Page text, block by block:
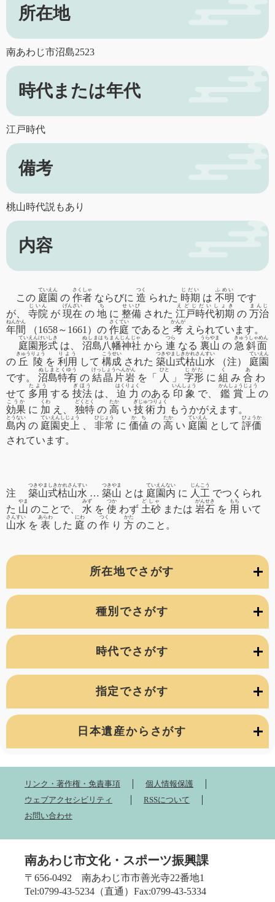
所在地でさがす
種別でさがす
時代でさがす
指定でさがす
日本遺産からさがす
所在地
南あわじ市沼島2523
時代または年代
江戸時代
備考
桃山時代説もあり
内容
この 庭園
ていえん
の 作者
さくしゃ
ならびに 造
つく
られた 時期
じだい
は 不明
ふめい
です
が、 寺院
じいん
が 現在
げんざい
の 地
ち
に 整備
せいび
された 江戸時代初期
えどじだいしょき
の 万治
まんじ
年間
ねんかん
（1658～1661）の 作庭
さくてい
であると 考
かんが
えられています。
庭園形式
ていえんけいしき
は、 沼島八幡神社
ぬしまはちまんじんじゃ
から 連
つら
なる 裏山
うらやま
の 急斜面
きゅうしゃめん
の 丘陵
きゅうりょう
を 利用
りよう
して 構成
こうせい
された 築山式枯山水
つきやましきかれさんすい
（注） 庭園
ていえん
です。 沼島特有
ぬしまとくゆう
の 結晶片岩
けっしょうへんがん
を「 人
ひと
」 字形
じがた
に 組
く
み 合
あ
わ
せて 多用
たよう
する 技法
ぎほう
は、 迫力
はくりょく
のある 印象
いんしょう
で、 鑑賞上
かんしょうじょう
の
効果
こうか
に 加
くわ
え、 独特
どくとく
の 高
たか
い 技術力
ぎじゅつりょく
もうかがえます。
島内
とうない
の 庭園史上
ていえんしじょう
非常
ひじょう
に 価値
かち
の 高
たか
い 庭園
ていえん
として 評価
ひょうか
されています。
注 築山式枯山水
つきやましきかれさんすい
… 築山
つきやま
とは 庭園内
ていえんない
に 人工
じんこう
でつくられ
た 山
やま
のことで、 水
みず
を 使
つか
わず 土砂
どしゃ
または 岩石
がんせき
を 用
もち
いて
山水
さんすい
を 表
あらわ
した 庭
にわ
の 作
つく
り 方
かた
のこと。
リンク・著作権・免責事項
個人情報保護
ウェブアクセシビリティ
RSSについて
お問い合わせ
南あわじ市文化・スポーツ振興課
〒656-0492 南あわじ市市善光寺22番地1
Tel:0799-43-5234（直通）Fax:0799-43-5334